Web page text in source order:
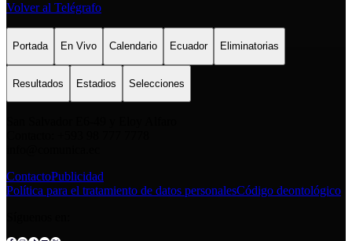
Volver al Telégrafo
Portada En Vivo Calendario Ecuador Eliminatorias
Resultados Estadios Selecciones
ContactoPublicidad
Política para el tratamiento de datos personalesCódigo deontológico